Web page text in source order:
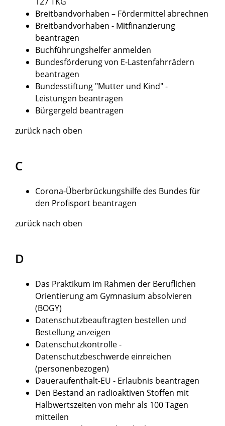
Breitbandvorhaben – Fördermittel abrechnen
Breitbandvorhaben - Mitfinanzierung
beantragen
Buchführungshelfer anmelden
Bundesförderung von E-Lastenfahrrädern
beantragen
Bundesstiftung "Mutter und Kind" -
Leistungen beantragen
Bürgergeld beantragen
zurück nach oben
C
Corona-Überbrückungshilfe des Bundes für
den Profisport beantragen
zurück nach oben
D
Das Praktikum im Rahmen der Beruflichen
Orientierung am Gymnasium absolvieren
(BOGY)
Datenschutzbeauftragten bestellen und
Bestellung anzeigen
Datenschutzkontrolle -
Datenschutzbeschwerde einreichen
(personenbezogen)
Daueraufenthalt-EU - Erlaubnis beantragen
Den Bestand an radioaktiven Stoffen mit
Halbwertszeiten von mehr als 100 Tagen
mitteilen